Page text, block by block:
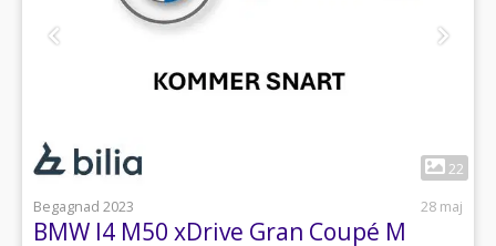
22
Begagnad 2023
28 maj
BMW I4 M50 xDrive Gran Coupé M